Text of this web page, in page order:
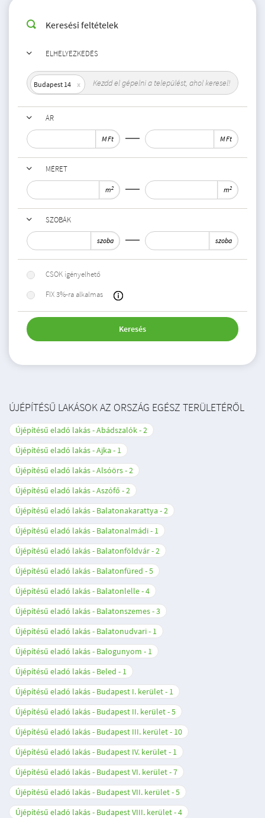
Keresési feltételek
ELHELYEZKEDÉS
Budapest 14
ÁR
M Ft M Ft
MÉRET
m2 m2
SZOBÁK
szoba szoba
CSOK igényelhető
FIX 3%-ra alkalmas
Keresés
ÚJÉPÍTÉSŰ LAKÁSOK AZ ORSZÁG EGÉSZ TERÜLETÉRŐL
Újépítésű eladó lakás - Abádszalók 2
Újépítésű eladó lakás - Ajka
1
Újépítésű eladó lakás - Alsóörs 2
Újépítésű eladó lakás - Aszófő
2
Újépítésű eladó lakás - Balatonakarattya 2
Újépítésű eladó lakás - Balatonalmádi
1
Újépítésű eladó lakás - Balatonföldvár 2
Újépítésű eladó lakás - Balatonfüred
5
Újépítésű eladó lakás - Balatonlelle 4
Újépítésű eladó lakás - Balatonszemes 3
Újépítésű eladó lakás - Balatonudvari
1
Újépítésű eladó lakás - Balogunyom
1
Újépítésű eladó lakás - Beled
1
Újépítésű eladó lakás - Budapest I. kerület
1
Újépítésű eladó lakás - Budapest II. kerület 5
Újépítésű eladó lakás - Budapest III. kerület
10
Újépítésű eladó lakás - Budapest IV. kerület
1
Újépítésű eladó lakás - Budapest VI. kerület 7
Újépítésű eladó lakás - Budapest VII. kerület 5
Újépítésű eladó lakás - Budapest VIII. kerület 4